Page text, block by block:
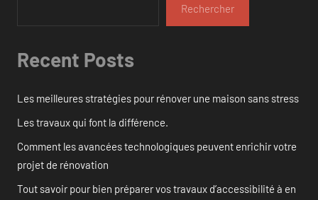
Rechercher
Recent Posts
Les meilleures stratégies pour rénover une maison sans stress
Les travaux qui font la différence.
Comment les avancées technologiques peuvent enrichir votre
projet de rénovation
Tout savoir pour bien préparer vos travaux d’accessibilité à en